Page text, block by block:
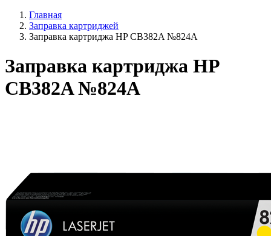
Главная
Заправка картриджей
Заправка картриджа HP CB382A №824A
Заправка картриджа HP
CB382A №824A